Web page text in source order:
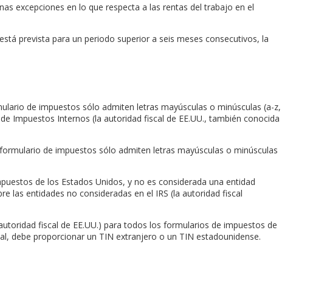
excepciones en lo que respecta a las rentas del trabajo en el
prevista para un periodo superior a seis meses consecutivos, la
de impuestos sólo admiten letras mayúsculas o minúsculas (a-z,
Impuestos Internos (la autoridad fiscal de EE.UU., también conocida
de impuestos sólo admiten letras mayúsculas o minúsculas
de los Estados Unidos, y no es considerada una entidad
las entidades no consideradas en el IRS (la autoridad fiscal
fiscal de EE.UU.) para todos los formularios de impuestos de
debe proporcionar un TIN extranjero o un TIN estadounidense.